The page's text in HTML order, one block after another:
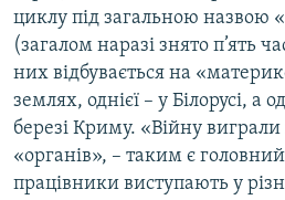
циклу під загальною
(загалом наразі знято п’ять
них відбувається на
землях, однієї – у Білорусі, а
березі Криму. «Війну
«органів», – таким є
працівники виступають у